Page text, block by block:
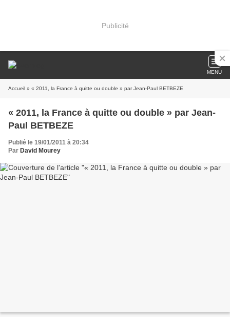
Publicité
MENU
Accueil » « 2011, la France à quitte ou double » par Jean-Paul BETBEZE
« 2011, la France à quitte ou double » par Jean-
Paul BETBEZE
Publié le 19/01/2011 à 20:34
Par David Mourey